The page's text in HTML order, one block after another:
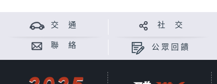
交 通 社 交
聯 絡 公眾回饋